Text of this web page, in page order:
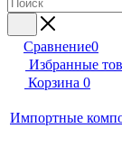
Сравнение0
Избранные
Корзина 0
Импортные